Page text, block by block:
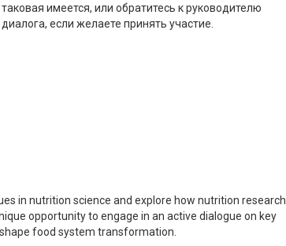
таковая имеется, или обратитесь к руководителю
диалога, если желаете принять участие.
in nutrition science and explore how nutrition research
opportunity to engage in an active dialogue on key
food system transformation.